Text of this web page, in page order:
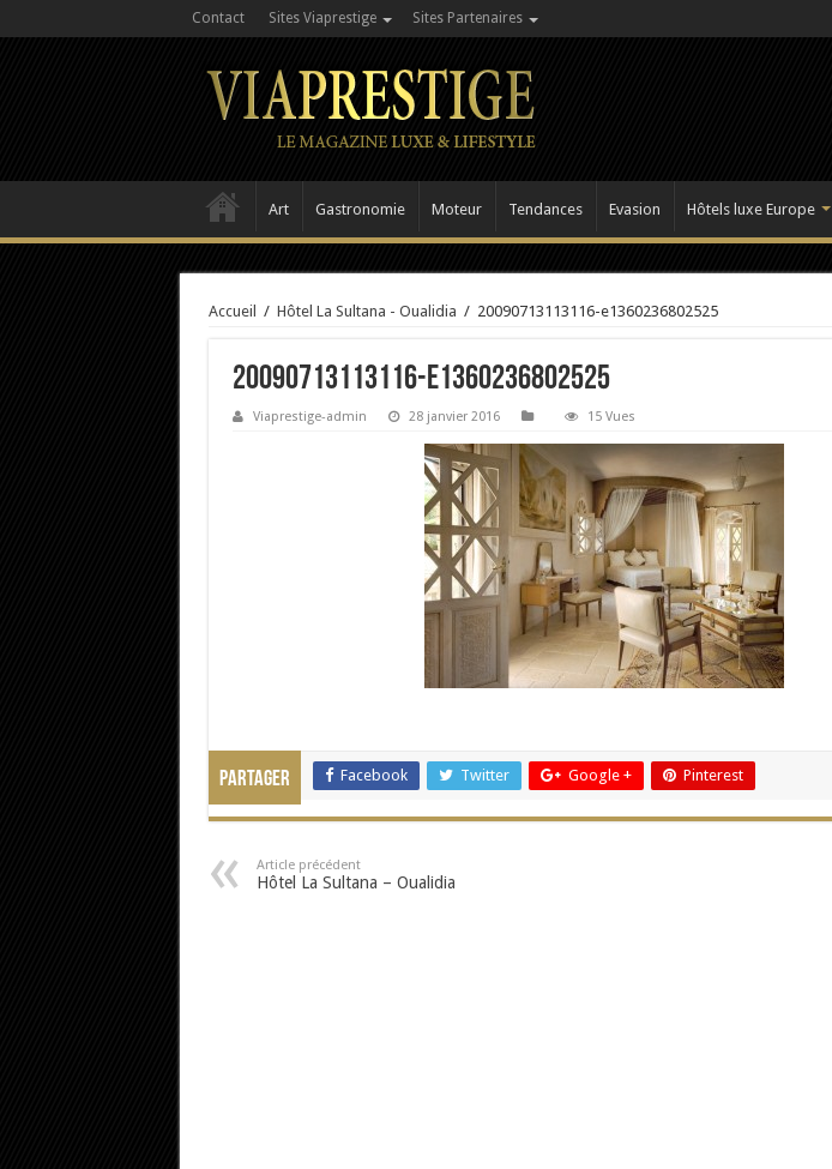
Contact Sites Viaprestige Sites Partenaires
Art Gastronomie Moteur Tendances Evasion Hôtels luxe Europe
Accueil / Hôtel La Sultana - Oualidia / 20090713113116-e1360236802525
20090713113116-e1360236802525
Viaprestige-admin 28 janvier 2016 15 Vues
Partager Facebook Twitter Google + Pinterest
Article précédent
Hôtel La Sultana – Oualidia